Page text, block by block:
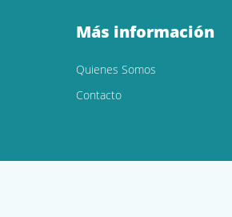
Más información
Quienes Somos
Contacto